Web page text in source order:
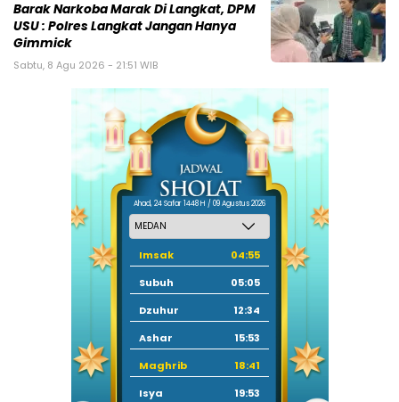
Barak Narkoba Marak Di Langkat, DPM
USU : Polres Langkat Jangan Hanya
Gimmick
Sabtu, 8 Agu 2026 - 21:51 WIB
Ahad, 24 Safar 1448 H / 09 Agustus 2026
Imsak
04:55
Subuh
05:05
Dzuhur
12:34
Ashar
15:53
Maghrib
18:41
Isya
19:53